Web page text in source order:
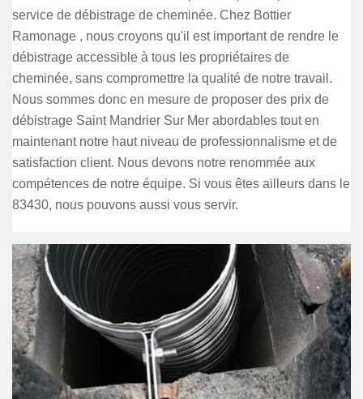
service de débistrage de cheminée. Chez Bottier
Ramonage , nous croyons qu'il est important de rendre le
débistrage accessible à tous les propriétaires de
cheminée, sans compromettre la qualité de notre travail.
Nous sommes donc en mesure de proposer des prix de
débistrage Saint Mandrier Sur Mer abordables tout en
maintenant notre haut niveau de professionnalisme et de
satisfaction client. Nous devons notre renommée aux
compétences de notre équipe. Si vous êtes ailleurs dans le
83430, nous pouvons aussi vous servir.